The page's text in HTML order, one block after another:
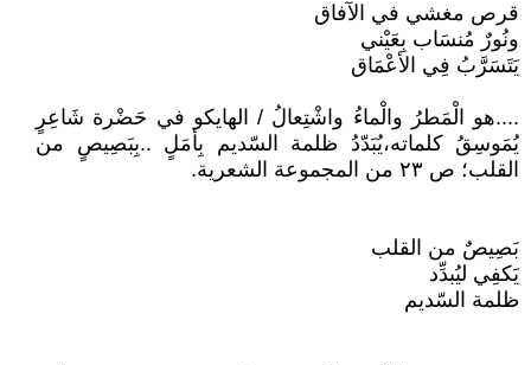
قرص مغشي في الآفاق
ونُورٌ مُنسَاب بِعَيْني
يَتَسَرَّبُ فِي الأعْمَاق
....هو الْمَطرُ والْماءُ واشْتِعالُ / الهايكو في حَضْرة شَاعِرٍ
يُمَوسِقُ كلماته،يُبَدّدُ ظلمة السّديم بِأمَلٍ ..بِبَصِيصٍ من
القلب؛ ص ٢٣ من المجموعة الشعرية.
بَصِيصٌ من القلب
يَكفِي ليُبدِّد
ظلمة السّديم